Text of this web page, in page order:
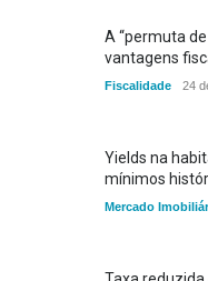
A “permuta
vantagens
Fiscalidade 24
Yields na
mínimos
Mercado